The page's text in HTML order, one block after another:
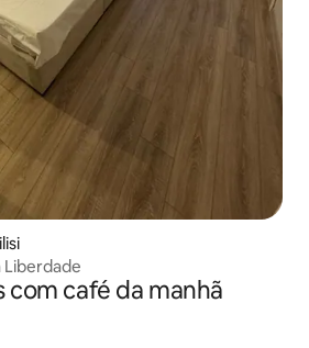
Liberdade
com café da manhã